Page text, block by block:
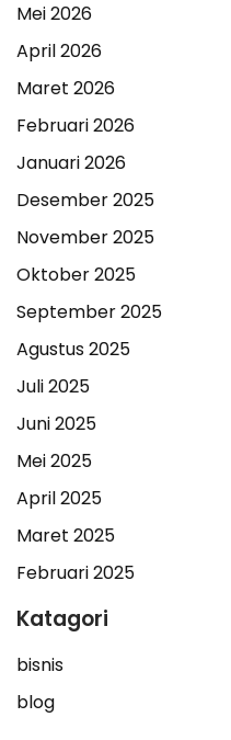
Mei 2026
April 2026
Maret 2026
Februari 2026
Januari 2026
Desember 2025
November 2025
Oktober 2025
September 2025
Agustus 2025
Juli 2025
Juni 2025
Mei 2025
April 2025
Maret 2025
Februari 2025
Katagori
bisnis
blog